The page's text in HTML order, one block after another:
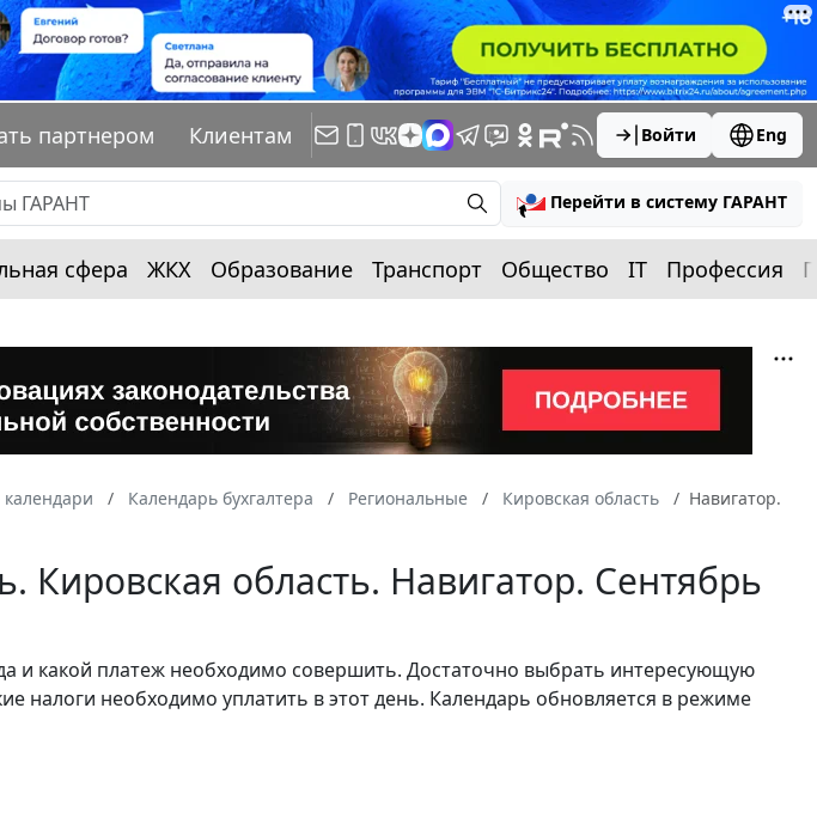
партнером Клиентам Войти Eng
Перейти в систему ГАРАНТ
сфера ЖКХ Образование Транспорт Общество IT Профессия
Календарь бухгалтера Региональные Кировская область
Навигатор.
Кировская область. Навигатор. Сентябрь
и какой платеж необходимо совершить. Достаточно выбрать интересующую
налоги необходимо уплатить в этот день. Календарь обновляется в режиме